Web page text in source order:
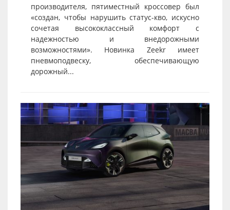
производителя, пятиместный кроссовер был
«создан, чтобы нарушить статус-кво, искусно
сочетая высококлассный комфорт с
надежностью и внедорожными
возможностями». Новинка Zeekr имеет
пневмоподвеску, обеспечивающую
дорожный...